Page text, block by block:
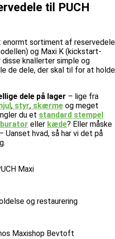
til PUCH
sortiment af reservedele
og Maxi K (kickstart-
knallerter simple og
de dele, der skal til for at holde
dele på lager – lige fra
, styr, skærme og meget
du et standard stempel
eller kæde? Eller måske
Uanset hvad, så har vi det på
Maxi
og restaurering
Maxishop Bevtoft